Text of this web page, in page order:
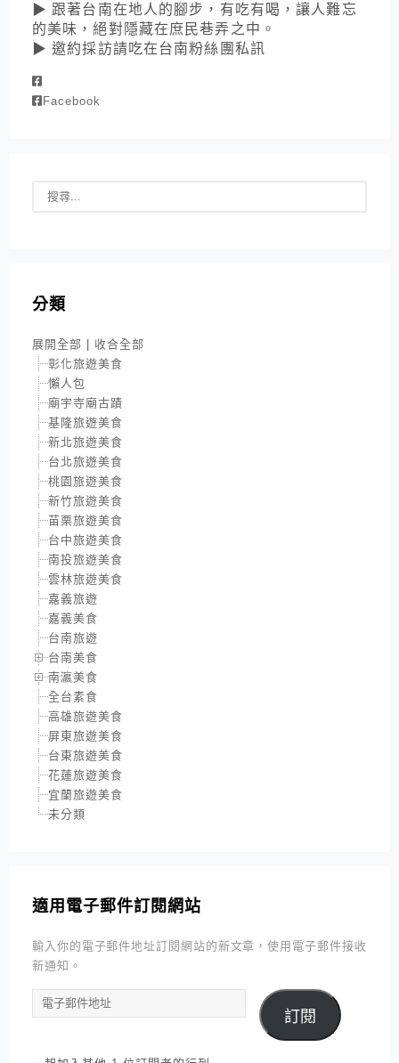
▶ 跟著台南在地人的腳步，有吃有喝，讓人難忘
的美味，絕對隱藏在庶民巷弄之中。
▶ 邀約採訪請吃在台南粉絲團私訊
Facebook
分類
展開全部 | 收合全部
彰化旅遊美食
懶人包
廟宇寺廟古蹟
基隆旅遊美食
新北旅遊美食
台北旅遊美食
桃園旅遊美食
新竹旅遊美食
苗栗旅遊美食
台中旅遊美食
南投旅遊美食
雲林旅遊美食
嘉義旅遊
嘉義美食
台南旅遊
台南美食
南瀛美食
全台素食
高雄旅遊美食
屏東旅遊美食
台東旅遊美食
花蓮旅遊美食
宜蘭旅遊美食
未分類
適用電子郵件訂閱網站
輸入你的電子郵件地址訂閱網站的新文章，使用電子郵件接收
新通知。
電
子
件
訂閱